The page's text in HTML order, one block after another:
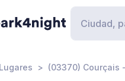
Lugares (03370) Courçais -